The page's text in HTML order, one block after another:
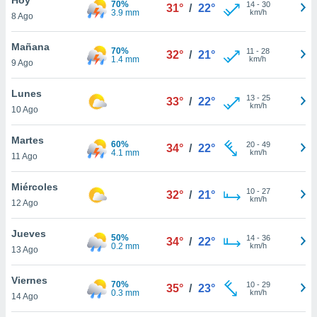
y
en
más
de
8 Ago
70%
3.9 mm
31° / 22° 14- 30
km/h
Mañana
9 Ago
70%
1.4 mm
32° / 21° 11 - 28
km/h
Lunes
10 Ago
33° / 22° 13- 25
km/h
Martes
11 Ago
60%
4.1 mm
34° / 22° 20- 49
km/h
Miércoles
12 Ago
32° / 21° 10- 27
km/h
Jueves
13 Ago
50%
0.2 mm
34° / 22° 14- 36
km/h
Viernes
14 Ago
70%
0.3 mm
35° / 23° 10- 29
km/h